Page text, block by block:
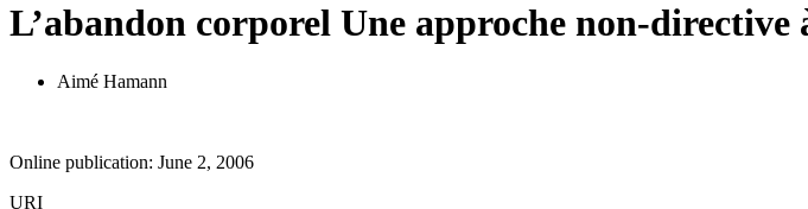
L’abandon corporel Une approche non-directive
Aimé Hamann
Online publication: June 2, 2006
URI